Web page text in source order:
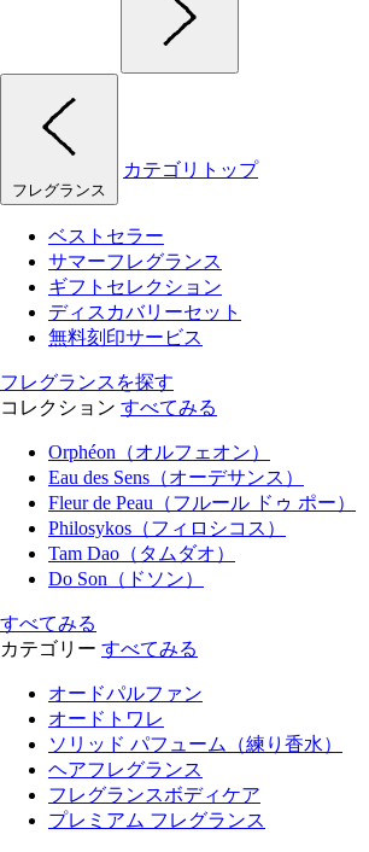
フレグランス
カテゴリトップ
ベストセラー
サマーフレグランス
ギフトセレクション
ディスカバリーセット
無料刻印サービス
フレグランスを探す
コレクション すべてみる
Orphéon（オルフェオン）
Eau des Sens（オーデサンス）
Fleur de Peau（フルール ドゥ ポー）
Philosykos（フィロシコス）
Tam Dao（タムダオ）
Do Son（ドソン）
すべてみる
カテゴリー すべてみる
オードパルファン
オードトワレ
ソリッド パフューム（練り香水）
ヘアフレグランス
フレグランスボディケア
プレミアム フレグランス